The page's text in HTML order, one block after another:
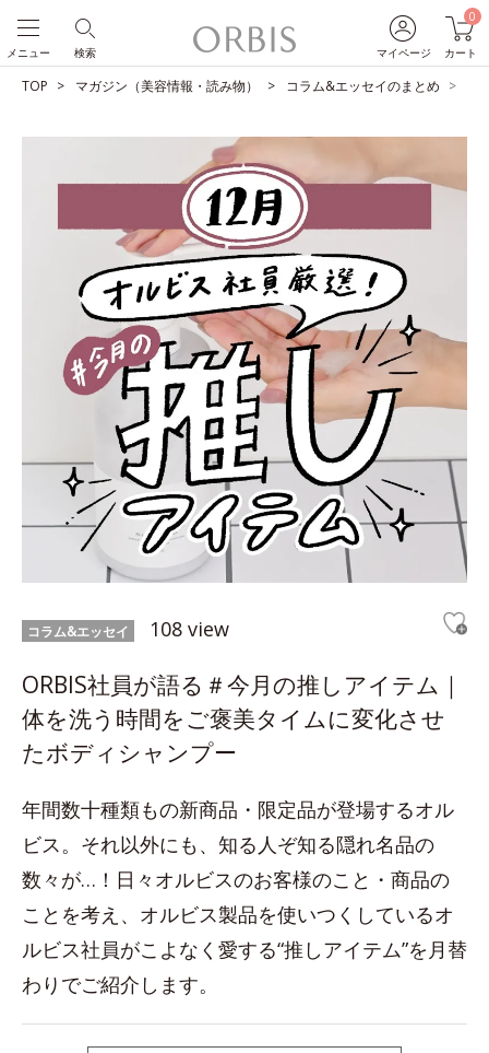
マイページ
0
カート
検索
メニュー
TOP マガジン（美容情報・読み物） コラム&エッセイのまとめ
コラム&エッセイ 108 view
ORBIS社員が語る＃今月の推しアイテム｜
体を洗う時間をご褒美タイムに変化させ
たボディシャンプー
年間数十種類もの新商品・限定品が登場するオル
ビス。それ以外にも、知る人ぞ知る隠れ名品の
数々が…！日々オルビスのお客様のこと・商品の
ことを考え、オルビス製品を使いつくしているオ
ルビス社員がこよなく愛する“推しアイテム”を月替
わりでご紹介します。